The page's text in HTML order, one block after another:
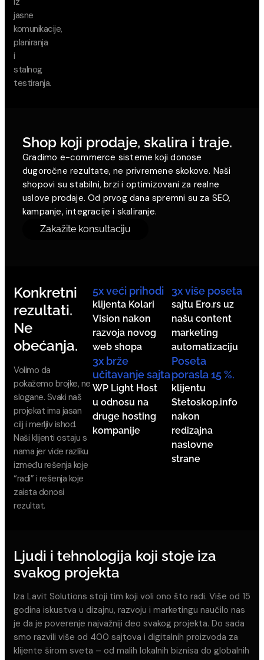
jasne
komunikacije,
planiranja
i
stalnog
testiranja.
Shop koji prodaje, skalira i traje.
Gradimo e-commerce sisteme koji donose
dugoročne rezultate, ne privremene skokove. Naši
shopovi su stabilni, brzi i optimizovani za realne
uslove prodaje. Od prvog dana spremni su za SEO,
kampanje, integracije i skaliranje.
Zakažite konsultaciju
Konkretni
rezultati.
Ne
obećanja.
Volimo da
pokažemo brojke, ne
slogane. Svaki naš
projekat ima jasan
cilj i merljiv ishod.
Naši klijenti ostaju s
nama jer vide razliku
između rešenja koje
“radi” i rešenja koje
zaista donosi
rezultat.
5x veći prihodi
klijenta Kolari
Vision nakon
razvoja novog
web shopa
3x brže
učitavanje sajta
WP Light Host
u odnosu na
druge hosting
kompanije
3x više poseta
sajtu Ero.rs uz
našu content
marketing
automatizaciju
Poseta
porasla 15 %.
klijentu
Stetoskop.info
nakon
redizajna
naslovne
strane
Ljudi i tehnologija koji stoje iza
svakog projekta
Iza Lavit Solutions stoji tim koji voli ono što radi. Više od 15
godina iskustva u dizajnu, razvoju i marketingu naučilo nas
je da je poverenje najvažniji deo svakog projekta. Do sada
smo razvili više od 400 sajtova i digitalnih proizvoda za
klijente širom sveta – od malih lokalnih biznisa do globalnih